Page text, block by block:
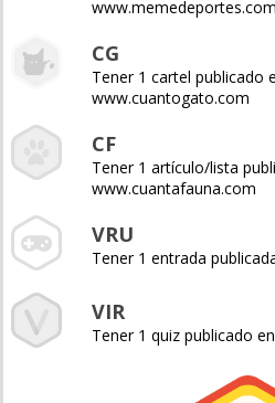
www.memedeportes.com
CG
Tener 1 cartel publicado
www.cuantogato.com
CF
Tener 1 artículo/lista
www.cuantafauna.com
VRU
Tener 1 entrada
VIR
Tener 1 quiz publicado